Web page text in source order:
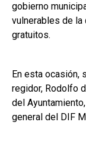
gobierno
vulnerables de la
gratuitos.
En esta ocasión,
regidor, Rodolfo
del
general del DIF